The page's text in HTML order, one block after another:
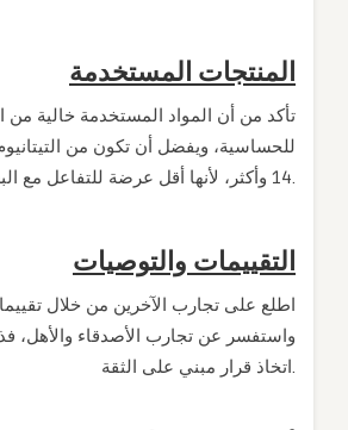
المنتجات المستخدمة
تأكد من أن المواد المستخدمة خالية من
للحساسية، ويفضل أن تكون من
14 وأكثر، لأنها أقل عرضة للتفاعل مع البشرة.
التقييمات والتوصيات
اطلع على تجارب الآخرين من خلال
واستفسر عن تجارب الأصدقاء والأهل،
اتخاذ قرار مبني على الثقة.